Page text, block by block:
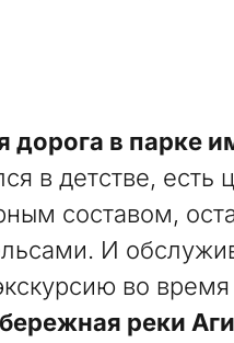
дорога в парке
в детстве, есть
составом,
И
во время
реки